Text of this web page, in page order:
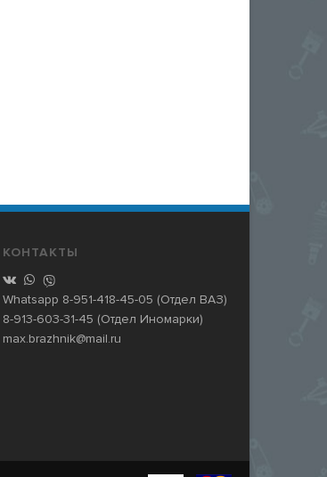
КОНТАКТЫ
Whatsapp 8-951-418-45-05 (Отдел ВАЗ)
8-913-603-31-45 (Отдел Иномарки)
max.brazhnik@mail.ru